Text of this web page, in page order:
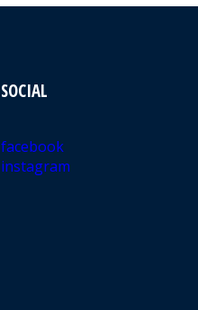
SOCIAL
facebook
instagram